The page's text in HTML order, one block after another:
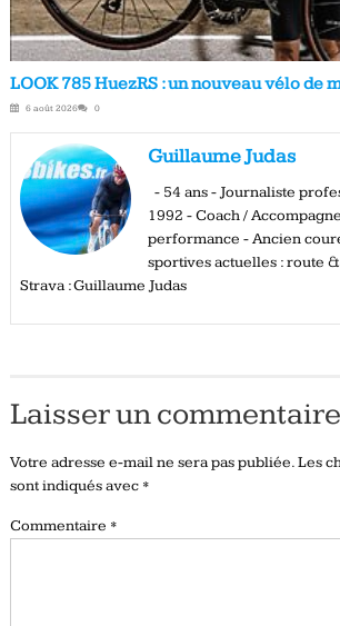
LOOK 785 HuezRS : un nouveau vélo de
6 août 2026 0
Guillaume Judas
- 54 ans - Journaliste
1992 - Coach /
performance - Ancien
sportives actuelles : route
Strava : Guillaume Judas
Laisser un commentaire
Votre adresse e-mail ne sera pas publiée.Les
sont indiqués avec *
Commentaire *